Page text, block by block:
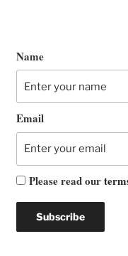
Name
Email
Please read our